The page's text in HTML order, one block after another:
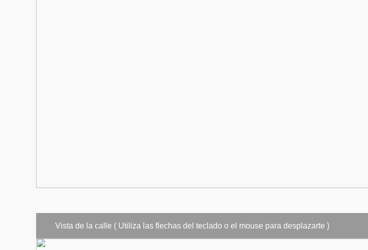
Vista de la calle ( Utiliza las flechas del teclado o el mouse para desplazarte )